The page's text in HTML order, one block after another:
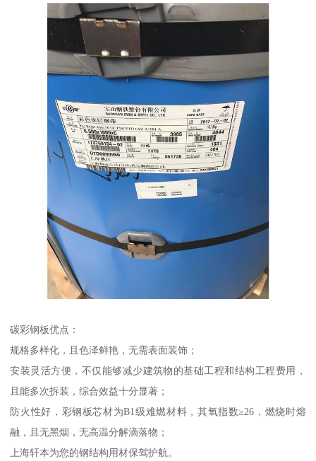
碳彩钢板优点：
规格多样化，且色泽鲜艳，无需表面装饰；
安装灵活方便，不仅能够减少建筑物的基础工程和结构工程费用，
且能多次拆装，综合效益十分显著；
防火性好，彩钢板芯材为B1级难燃材料，其氧指数≥26，燃烧时熔
融，且无黑烟，无高温分解滴落物；
上海轩本为您的钢结构用材保驾护航。